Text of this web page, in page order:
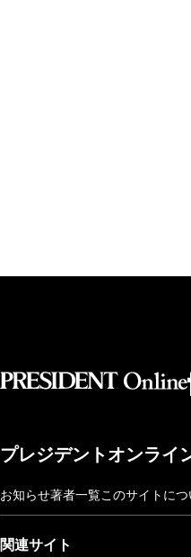
プレジデントオンライ
お知らせ著者一覧このサイトにつ
関連サイト